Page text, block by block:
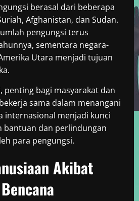
berasal dari beberapa
Afghanistan, dan Sudan.
pengungsi terus
sementara negara-
Utara menjadi tujuan
penting bagi masyarakat dan
sama dalam menangani
internasional menjadi kunci
bantuan dan perlindungan
para pengungsi.
Akibat